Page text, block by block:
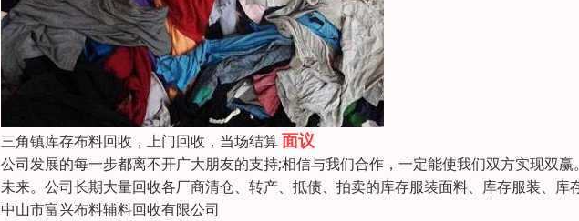
三角镇库存布料回收，上门回收，当场结算面议
公司发展的每一步都离不开广大朋友的支持;相信与我们合作，一定能使我们双方实现双
未来。公司长期大量回收各厂商清仓、转产、抵债、拍卖的库存服装面料、库存服装、
中山市富兴布料辅料回收有限公司